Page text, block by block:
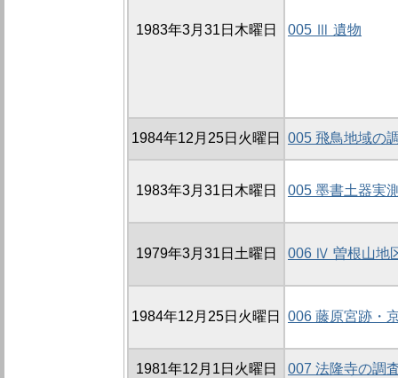
1983年3月31日木曜日 005 Ⅲ 遺物
1984年12月25日火曜日 005 飛鳥地域の
1983年3月31日木曜日 005 墨書土器実
1979年3月31日土曜日 006 Ⅳ 曽根山地
1984年12月25日火曜日 006 藤原宮跡・
1981年12月1日火曜日 007 法隆寺の調